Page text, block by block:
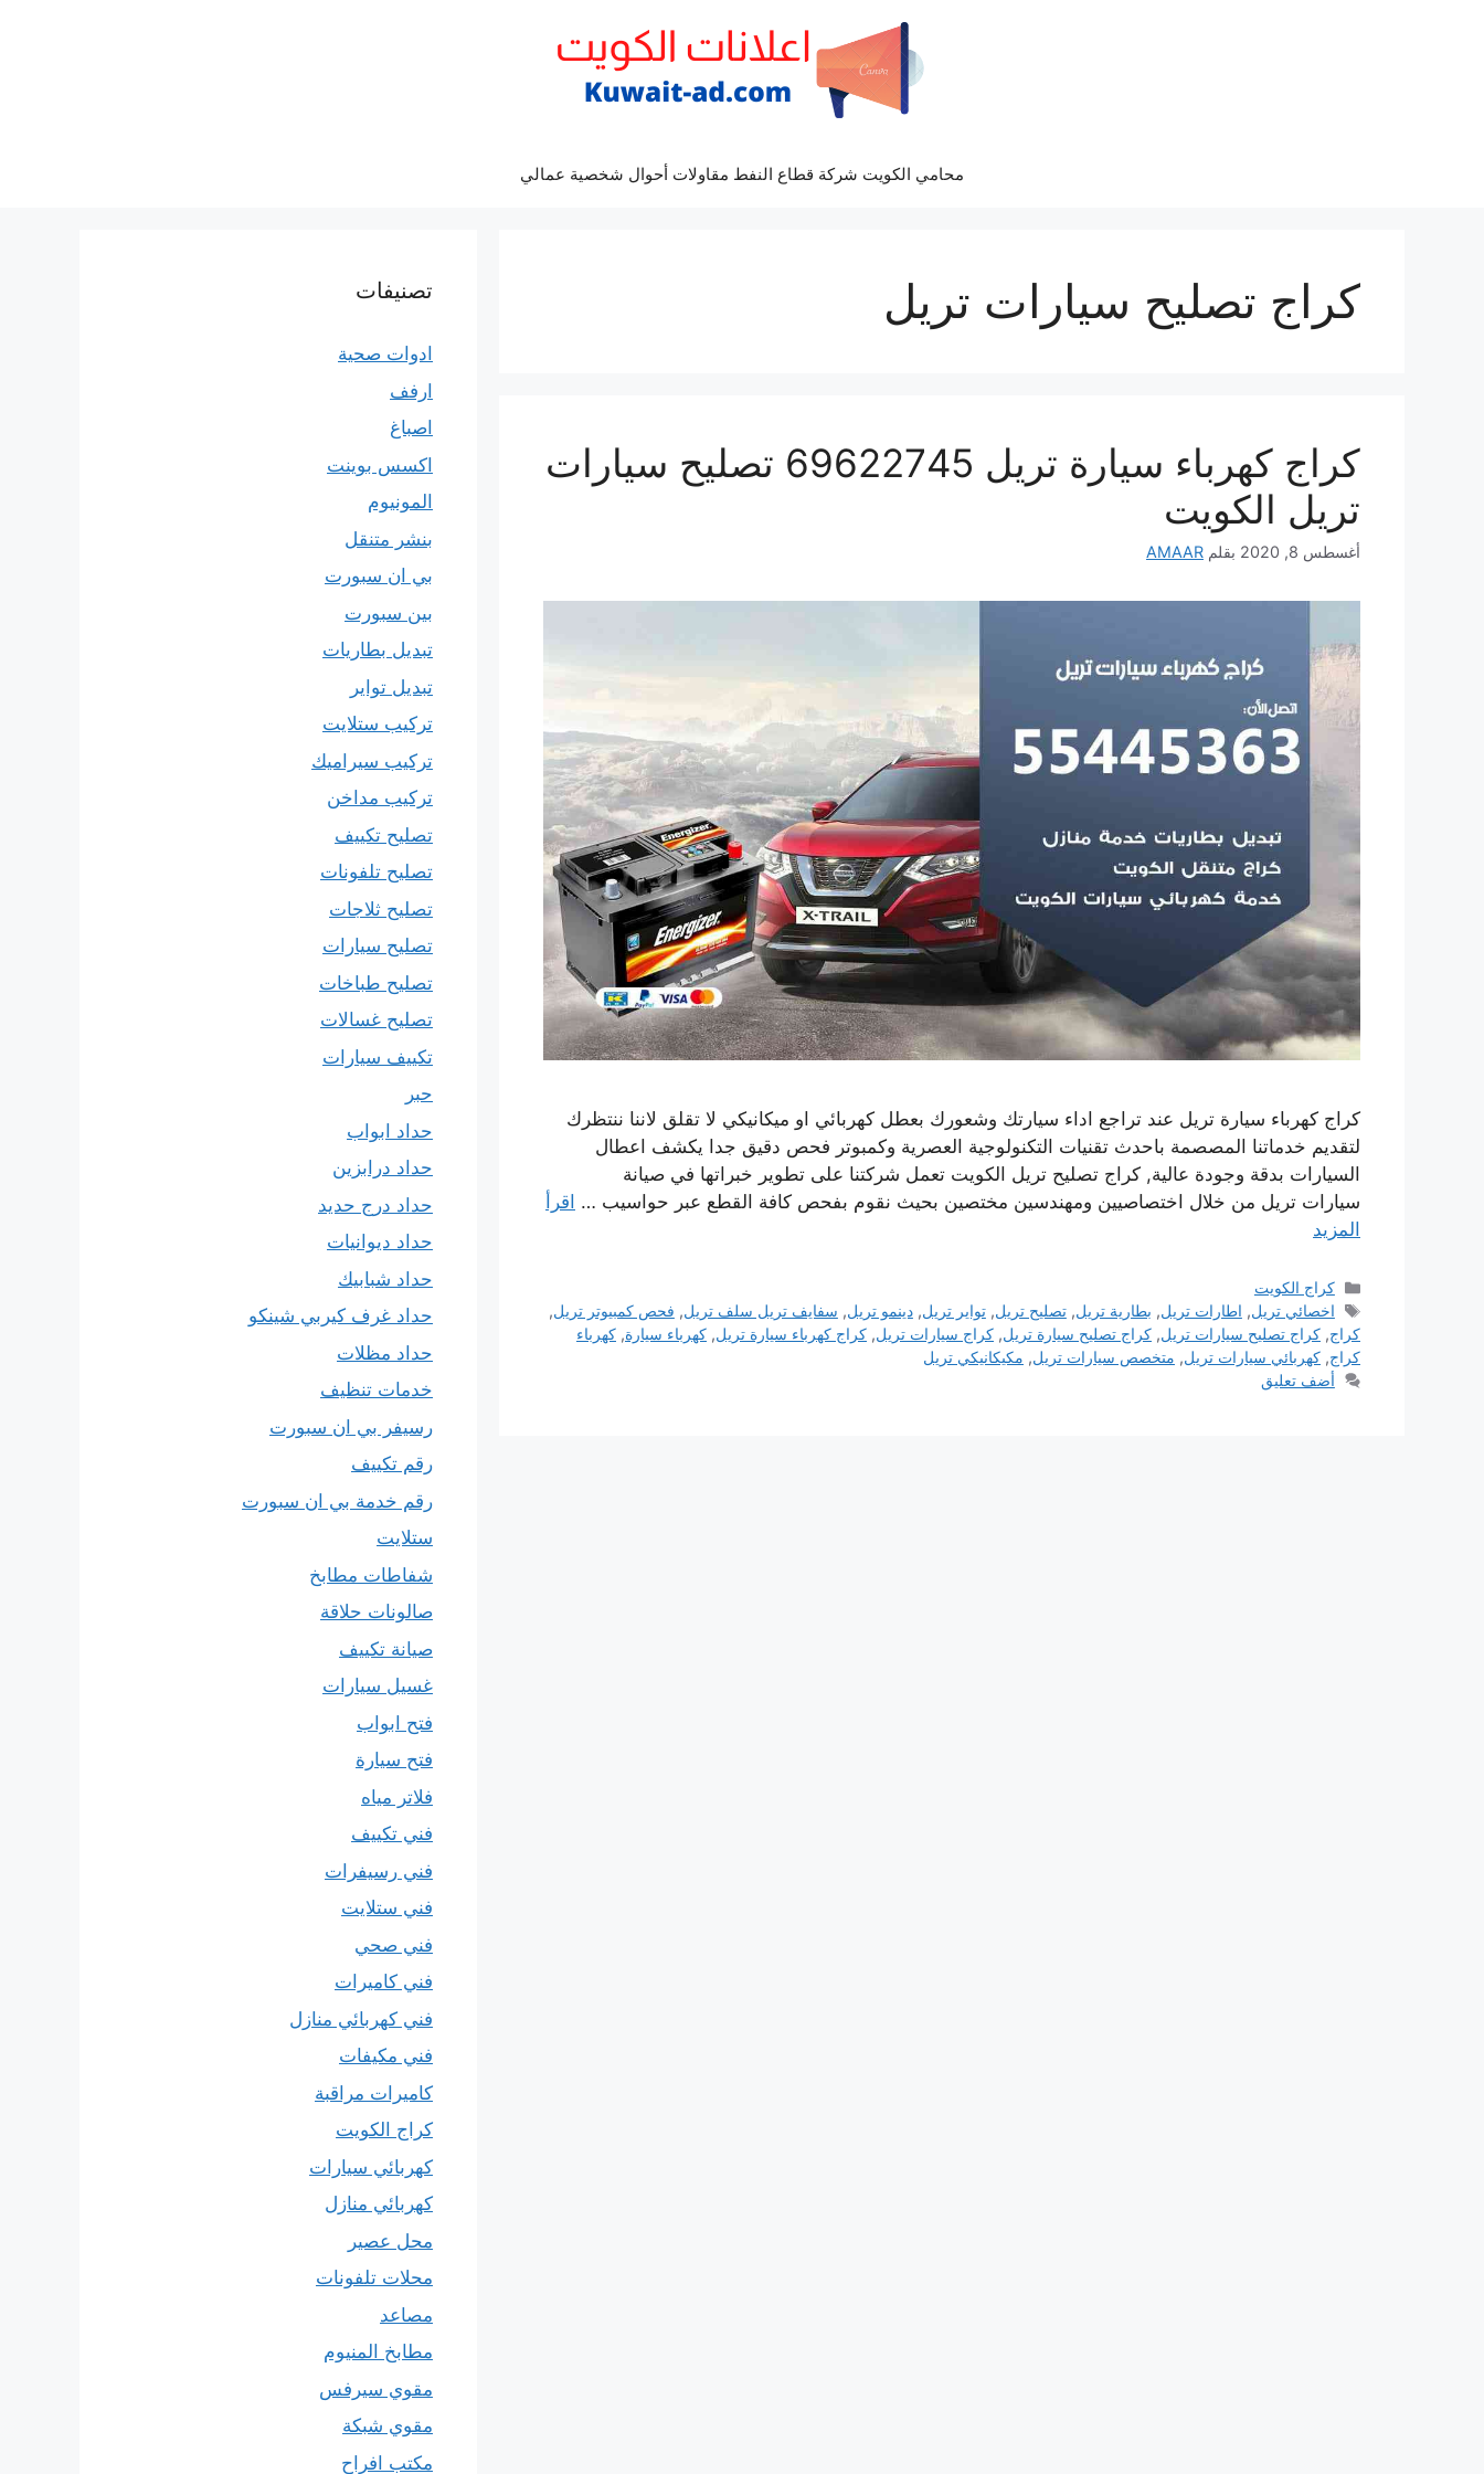
محامي الكويت شركة قطاع النفط مقاولات أحوال شخصية عمالي
كراج تصليح سيارات تريل
كراج كهرباء سيارة تريل 69622745 تصليح سيارات
تريل الكويت
أغسطس 8, 2020 بقلم AMAAR
كراج كهرباء سيارة تريل عند تراجع اداء سيارتك وشعورك بعطل كهربائي او ميكانيكي لا تقلق لاننا ننتظرك
لتقديم خدماتنا المصصمة باحدث تقنيات التكنولوجية العصرية وكمبوتر فحص دقيق جدا يكشف اعطال
السيارات بدقة وجودة عالية, كراج تصليح تريل الكويت تعمل شركتنا على تطوير خبراتها في صيانة
سيارات تريل من خلال اختصاصيين ومهندسين مختصين بحيث نقوم بفحص كافة القطع عبر حواسيب … اقرأ
المزيد
التصنيفات
كراج الكويت
الوسوم
اخصائي تريل, اطارات تريل, بطارية تريل,تصليح تريل,تواير تريل,دينمو تريل, سفايف تريل سلف تريل, فحص كمبيوتر تريل,
كراج, كراج تصليح سيارات تريل, كراج تصليح سيارة تريل, كراج سيارات تريل, كراج كهرباء سيارة تريل, كهرباء سيارة, كهرباء
كراج, كهربائي سيارات تريل, متخصص سيارات تريل, مكيكانيكي تريل
أضف تعليق
تصنيفات
ادوات صحية
ارفف
اصباغ
اكسس بوينت
المونيوم
بنشر متنقل
بي ان سبورت
بين سبورت
تبديل بطاريات
تبديل تواير
تركيب ستلايت
تركيب سيراميك
تركيب مداخن
تصليح تكييف
تصليح تلفونات
تصليح ثلاجات
تصليح سيارات
تصليح طباخات
تصليح غسالات
تكييف سيارات
حبر
حداد ابواب
حداد درابزين
حداد درج حديد
حداد ديوانيات
حداد شبابيك
حداد غرف كيربي شينكو
حداد مظلات
خدمات تنظيف
رسيفر بي ان سبورت
رقم تكييف
رقم خدمة بي ان سبورت
ستلايت
شفاطات مطابخ
صالونات حلاقة
صيانة تكييف
غسيل سيارات
فتح ابواب
فتح سيارة
فلاتر مياه
فني تكييف
فني رسيفرات
فني ستلايت
فني صحي
فني كاميرات
فني كهربائي منازل
فني مكيفات
كاميرات مراقبة
كراج الكويت
كهربائي سيارات
كهربائي منازل
محل عصير
محلات تلفونات
مصاعد
مطابخ المنيوم
مقوي سيرفس
مقوي شبكة
مكتب افراح